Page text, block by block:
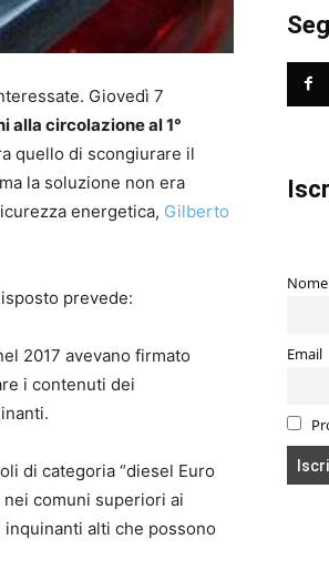
Giovedì 7
alla circolazione al 1°
quello di scongiurare il
la soluzione non era
energetica, Gilberto
prevede:
2017 avevano firmato
i contenuti dei
di categoria “diesel Euro
comuni superiori ai
alti che possono
Email